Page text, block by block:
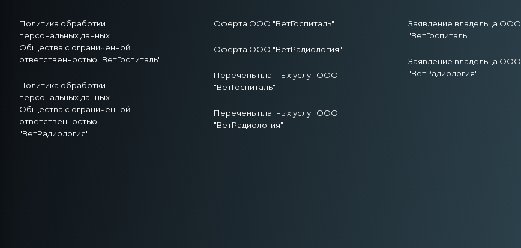
Политика обработки
персональных данных
Общества с ограниченной
ответственностью "ВетГоспиталь"
Политика обработки
персональных данных
Общества с ограниченной
ответственностью
"ВетРадиология"
Оферта ООО "ВетГоспиталь"
Оферта ООО "ВетРадиология"
Перечень платных услуг ООО
"ВетГоспиталь"
Перечень платных услуг ООО
"ВетРадиология"
Заявление владельца ООО
"ВетГоспиталь"
Заявление владельца ООО
"ВетРадиология"